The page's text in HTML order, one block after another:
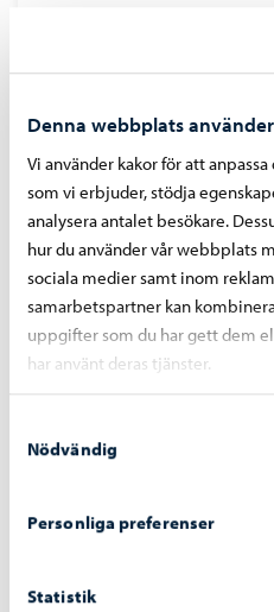
Denna webbplats
Vi använder kakor för att
som vi erbjuder, stödja
analysera antalet besökare.
hur du använder vår webbplats
sociala medier samt inom
samarbetspartner kan
uppgifter som du har gett dem
har använt deras tjänster.
Nödvändig
Personliga preferenser
Statistik
Borgå Fritidsodlare rf
odlingsverksamheten för